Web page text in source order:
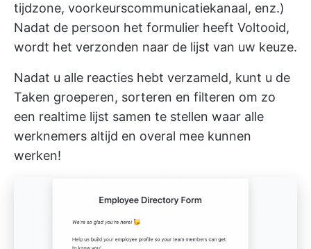
tijdzone, voorkeurscommunicatiekanaal, enz.)
Nadat de persoon het formulier heeft Voltooid,
wordt het verzonden naar de lijst van uw keuze.
Nadat u alle reacties hebt verzameld, kunt u de
Taken groeperen, sorteren en filteren om zo
een realtime lijst samen te stellen waar alle
werknemers altijd en overal mee kunnen
werken!